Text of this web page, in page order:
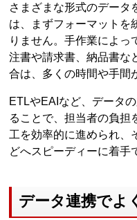
さまざまな形式のデータ
は、まずフォーマットを
りません。手作業によっ
注書や請求書、納品書な
合は、多くの時間や手間
ETLやEAIなど、データ
ることで、担当者の負担
工を効率的に進められ、
どへスピーディーに着手
データ連携でよ